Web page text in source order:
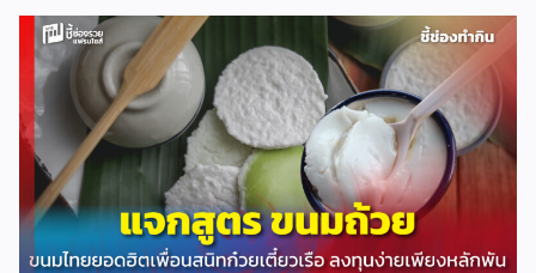
หลัก ขนมปังแซนด์วิช 480 ก. 40 บาท น้ำตาลทราย 3 กก. 69
บาท พริกไทยป่น 60 ก. 75 บาท กระเทียมจีน 1 กก. 75 บาท เนย
สดเค็ม 500 ก. 105 บาท อุปกรณ์ที่จำเป็น มีดหั่นขนมปัง 150
บาท ถาดอบเล็ก 60 บาท เตาอบเล็ก 1,200 บาท ถุงหูหิ้ว 1.5
กก. 125 บาท ถุงคุกกี้ 500 ก. […]